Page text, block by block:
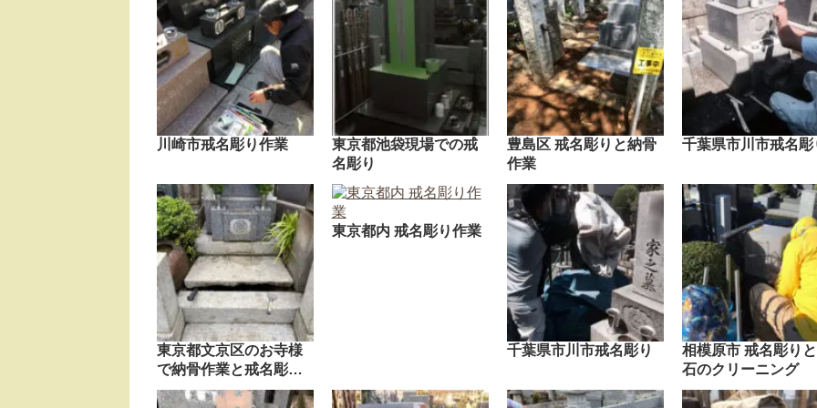
川崎市戒名彫り作業
東京都池袋現場での戒
名彫り
豊島区 戒名彫りと納骨
作業
千葉県市川市戒名彫
東京都文京区のお寺様
で納骨作業と戒名彫…
東京都内 戒名彫り作業
千葉県市川市戒名彫り
相模原市 戒名彫り
石のクリーニング